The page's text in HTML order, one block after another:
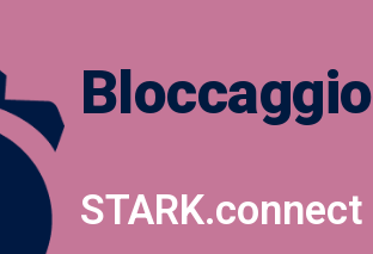
Bloccaggio
STARK.connect